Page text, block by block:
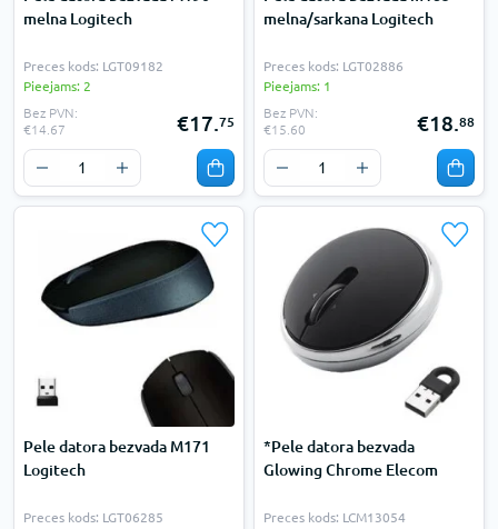
melna Logitech
Preces kods: LGT09182
Pieejams: 2
Bez PVN:
€14.67
€17.75
melna/sarkana Logitech
Preces kods: LGT02886
Pieejams: 1
Bez PVN:
€15.60
€18.88
Pele datora bezvada M171
Logitech
Preces kods: LGT06285
*Pele datora bezvada
Glowing Chrome Elecom
Preces kods: LCM13054